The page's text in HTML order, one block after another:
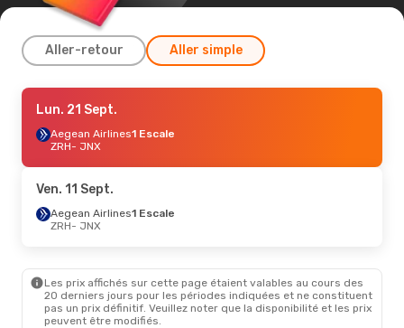
Aller-retour Aller simple
Jeu. 24 Sept.
Aegean Airlines1 Escale
ZRH- JNX
JNX- ZRH
Ven. 11 Sept.- Dim. 20 Sept.
- ZRH
Dim. 23 Août- Jeu. 27 Août
Lun. 21 Sept.
Aegean Airlines1 Escale
ZRH- JNX
Ven. 11 Sept.
Aegean Airlines1 Escale
ZRH- JNX
Les prix affichés sur cette page étaient valables au cours des
20 derniers jours pour les périodes indiquées et ne constituent
pas un prix définitif. Veuillez noter que la disponibilité et les prix
peuvent être modifiés.